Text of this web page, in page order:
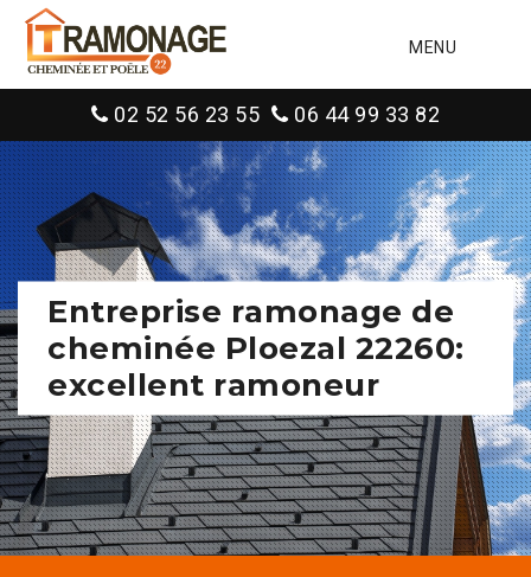
MENU
02 52 56 23 55 06 44 99 33 82
Entreprise ramonage de
cheminée Ploezal 22260:
excellent ramoneur